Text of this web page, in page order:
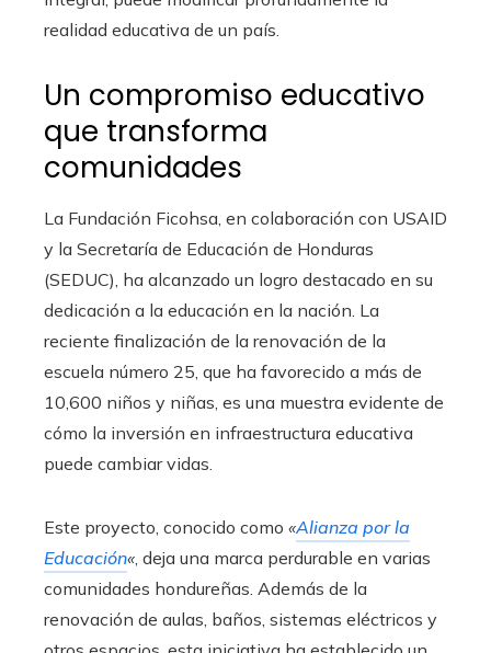
realidad educativa de un país.
Un compromiso educativo
que transforma
comunidades
La Fundación Ficohsa, en colaboración con USAID
y la Secretaría de Educación de Honduras
(SEDUC), ha alcanzado un logro destacado en su
dedicación a la educación en la nación. La
reciente finalización de la renovación de la
escuela número 25, que ha favorecido a más de
10,600 niños y niñas, es una muestra evidente de
cómo la inversión en infraestructura educativa
puede cambiar vidas.
Este proyecto, conocido como «Alianza por la
Educación« , deja una marca perdurable en varias
comunidades hondureñas. Además de la
renovación de aulas, baños, sistemas eléctricos y